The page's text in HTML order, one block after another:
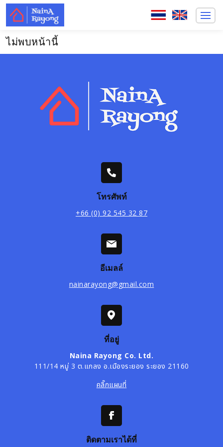
ไม่พบหน้านี้
โทรศัพท์
+66 (0) 92 545 32 87
อีเมลล์
nainarayong@gmail.com
ที่อยู่
Naina Rayong Co. Ltd.
111/14 หมู่ 3 ต.แกลง อ.เมืองระยอง ระยอง 21160
คลิ๊กแผนที่
ติดตามเราได้ที่